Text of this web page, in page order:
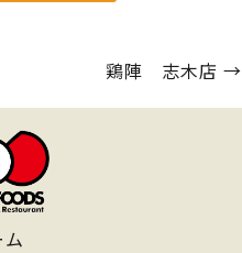
鶏陣 志木店 →